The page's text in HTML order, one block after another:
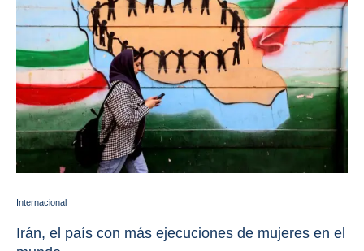
Internacional
Irán, el país con más ejecuciones de mujeres en el